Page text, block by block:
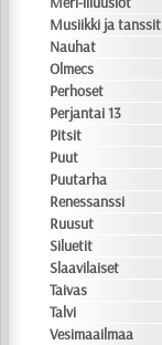
Musiikki ja tanssit
Nauhat
Olmecs
Perhoset
Perjantai 13
Pitsit
Puut
Puutarha
Renessanssi
Ruusut
Siluetit
Slaavilaiset
Taivas
Talvi
Vesimaailmaa